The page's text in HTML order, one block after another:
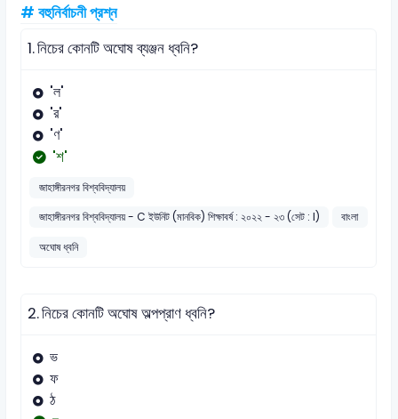
# বহুনির্বাচনী প্রশ্ন
1.নিচের কোনটি অঘোষ ব্যঞ্জন ধ্বনি?
'ল'
'র'
'ণ'
'শ'
জাহাঙ্গীরনগর বিশ্ববিদ্যালয়
জাহাঙ্গীরনগর বিশ্ববিদ্যালয় - C ইউনিট (মানবিক) শিক্ষাবর্ষ : ২০২২ - ২৩ (সেট : I)
বাংলা
অঘোষ ধ্বনি
2.নিচের কোনটি অঘোষ অল্পপ্রাণ ধ্বনি?
ভ
ফ
ঠ